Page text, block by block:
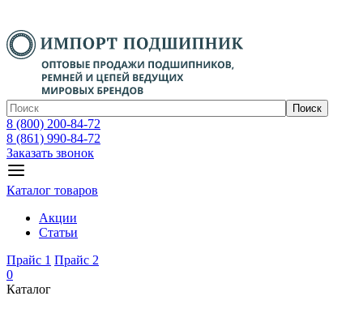
Поиск
8 (800) 200-84-72
8 (861) 990-84-72
Заказать звонок
Каталог товаров
Акции
Статьи
Прайс 1 Прайс 2
0
Каталог